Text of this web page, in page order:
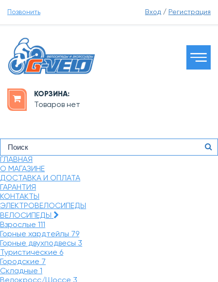
Позвонить Вход / Регистрация
КОРЗИНА:
Товаров нет
ГЛАВНАЯ
О МАГАЗИНЕ
ДОСТАВКА И ОПЛАТА
ГАРАНТИЯ
КОНТАКТЫ
ЭЛЕКТРОВЕЛОСИПЕДЫ
ВЕЛОСИПЕДЫ
Взрослые 111
Горные хардтейлы 79
Горные двухподвесы 3
Туристические 6
Городские 7
Складные 1